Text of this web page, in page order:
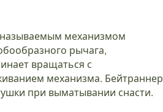
называемым механизмом
рычага,
вращаться с
механизма. Бейтраннер
при выматывании снасти.